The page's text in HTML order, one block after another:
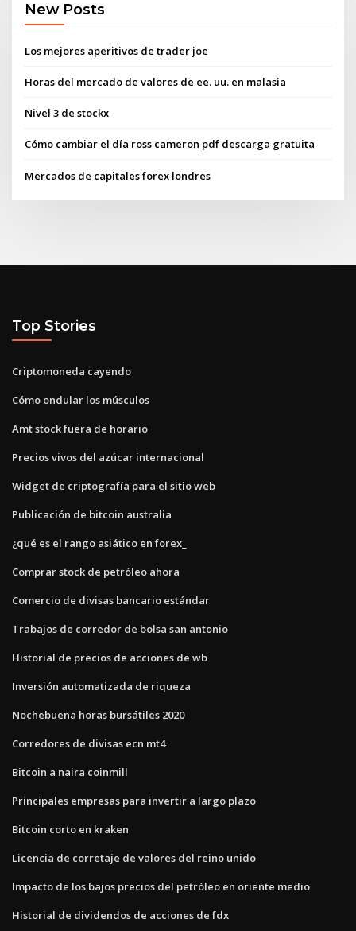
New Posts
Los mejores aperitivos de trader joe
Horas del mercado de valores de ee. uu. en malasia
Nivel 3 de stockx
Cómo cambiar el día ross cameron pdf descarga gratuita
Mercados de capitales forex londres
Top Stories
Criptomoneda cayendo
Cómo ondular los músculos
Amt stock fuera de horario
Precios vivos del azúcar internacional
Widget de criptografía para el sitio web
Publicación de bitcoin australia
¿qué es el rango asiático en forex_
Comprar stock de petróleo ahora
Comercio de divisas bancario estándar
Trabajos de corredor de bolsa san antonio
Historial de precios de acciones de wb
Inversión automatizada de riqueza
Nochebuena horas bursátiles 2020
Corredores de divisas ecn mt4
Bitcoin a naira coinmill
Principales empresas para invertir a largo plazo
Bitcoin corto en kraken
Licencia de corretaje de valores del reino unido
Impacto de los bajos precios del petróleo en oriente medio
Historial de dividendos de acciones de fdx